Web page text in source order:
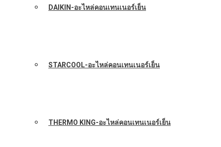
DAIKIN-อะไหล่คอนเทนเนอร์เย็น
STARCOOL-อะไหล่คอนเทนเนอร์เย็น
THERMO KING-อะไหล่คอนเทนเนอร์เย็น